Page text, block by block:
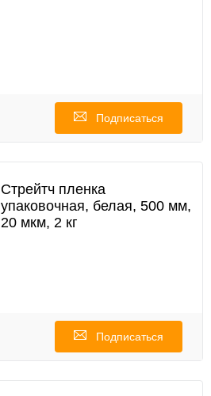
Подписаться
Стрейтч пленка
упаковочная, белая, 500 мм,
20 мкм, 2 кг
Подписаться